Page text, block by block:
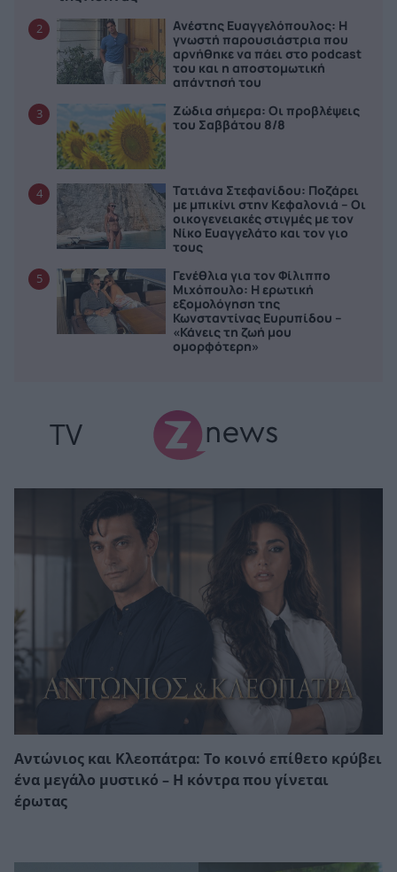
2
Ανέστης Ευαγγελόπουλος: Η
γνωστή παρουσιάστρια που
αρνήθηκε να πάει στο podcast
του και η αποστομωτική
απάντησή του
3
Ζώδια σήμερα: Οι προβλέψεις
του Σαββάτου 8/8
4
Τατιάνα Στεφανίδου: Ποζάρει
με μπικίνι στην Κεφαλονιά – Οι
οικογενειακές στιγμές με τον
Νίκο Ευαγγελάτο και τον γιο
τους
5
Γενέθλια για τον Φίλιππο
Μιχόπουλο: Η ερωτική
εξομολόγηση της
Κωνσταντίνας Ευρυπίδου –
«Κάνεις τη ζωή μου
ομορφότερη»
TV
Αντώνιος και Κλεοπάτρα: Το κοινό επίθετο κρύβει
ένα μεγάλο μυστικό – Η κόντρα που γίνεται
έρωτας